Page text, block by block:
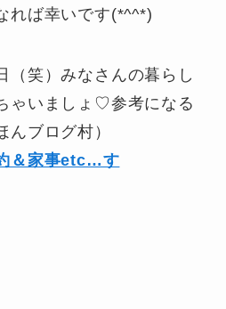
れば幸いです(*^^*)
笑）みなさんの暮らし
ゃいましょ♡参考になる
んブログ村）
＆家事etc…す